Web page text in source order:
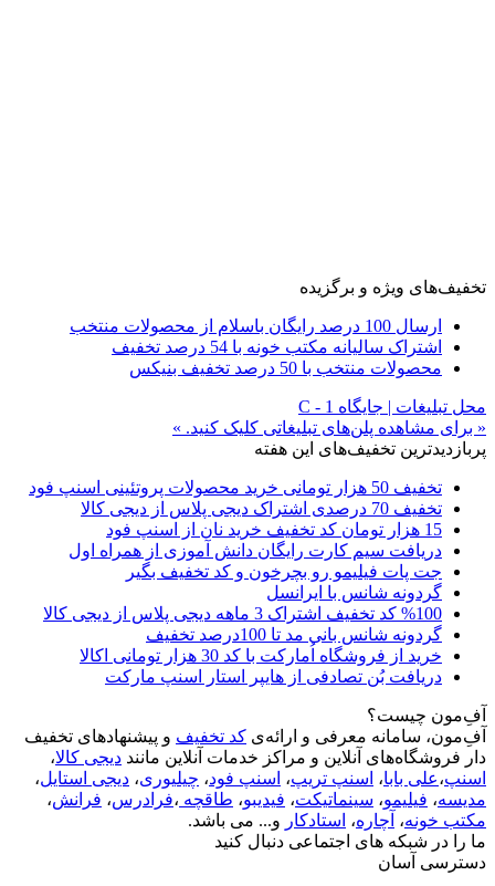
تخفیف‌های ویژه و برگزیده
ارسال 100 درصد رایگان باسلام از محصولات منتخب
اشتراک سالیانه مکتب خونه با 54 درصد تخفیف
محصولات منتخب با 50 درصد تخفیف بنیکس
محل تبلیغات | جایگاه C - 1
« برای مشاهده پلن‌های تبلیغاتی کلیک کنید. »
پربازدیدترین تخفیف‌های این هفته
تخفیف 50 هزار تومانی خرید محصولات پروتئینی اسنپ فود
تخفیف 70 درصدی اشتراک دیجی پلاس از دیجی کالا
15 هزار تومان کد تخفیف خرید نان از اسنپ فود
دریافت سیم کارت رایگان دانش آموزی از همراه اول
جت پات فیلیمو رو بچرخون و کد تخفیف بگیر
گردونه شانس با ایرانسل
%100 کد تخفیف اشتراک 3 ماهه دیجی پلاس از دیجی کالا
گردونه شانس بانی مد تا 100درصد تخفیف
خرید از فروشگاه اُمارکت با کد 30 هزار تومانی اکالا
دریافت بُن تصادفی از هایپر استار اسنپ مارکت
آفِ‌مون چیست؟
آفِ‌مون، سامانه معرفی و ارائه‌ی کد تخفیف و پیشنهادهای تخفیف
دار فروشگاه‌های آنلاین و مراکز خدمات آنلاین مانند دیجی کالا،
اسنپ،علی بابا، اسنپ تریپ، اسنپ فود، چیلیوری، دیجی استایل،
مدیسه، فیلیمو، سینماتیکت، فیدیبو، طاقچه ،فرادرس، فرانش،
مکتب خونه، آچاره، استادکار و... می باشد.
ما را در شبکه های اجتماعی دنبال کنید
دسترسی آسان